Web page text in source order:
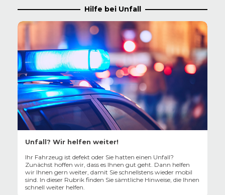
Hilfe bei Unfall
Unfall? Wir helfen weiter!
Ihr Fahrzeug ist defekt oder Sie hatten einen Unfall?
Zunächst hoffen wir, dass es Ihnen gut geht. Dann helfen
wir Ihnen gern weiter, damit Sie schnellstens wieder mobil
sind. In dieser Rubrik finden Sie sämtliche Hinweise, die Ihnen
schnell weiter helfen.